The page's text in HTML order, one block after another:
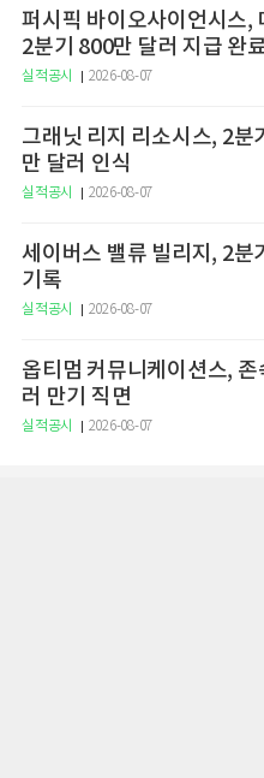
퍼시픽 바이오사이언시스
2분기 800만 달러 지급 완
실적공시 2026-08-07
그래닛 리지 리소시스, 2분
만 달러 인식
실적공시 2026-08-07
세이버스 밸류 빌리지, 2분
기록
실적공시 2026-08-07
옵티멈 커뮤니케이션스,
러 만기 직면
실적공시 2026-08-07